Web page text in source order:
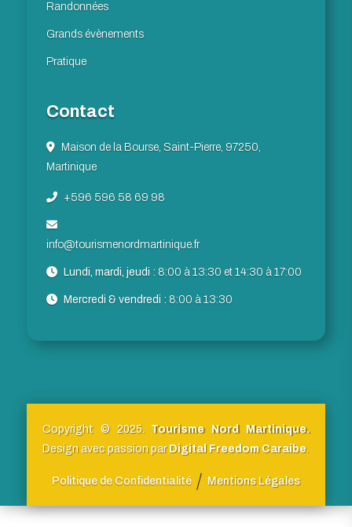
Randonnées
Grands évènements
Pratique
Contact
Maison de la Bourse, Saint-Pierre, 97250,
Martinique
+596 596 58 69 98
info@tourismenordmartinique.fr
Lundi, mardi, jeudi : 8:00 à 13:30 et 14:30 à 17:00
Mercredi & vendredi : 8:00 à 13:30
Copyright © 2025. Tourisme Nord Martinique.
Design avec passion par Digital Freedom Caraibe.
Politique de Confidentialité Mentions Légales